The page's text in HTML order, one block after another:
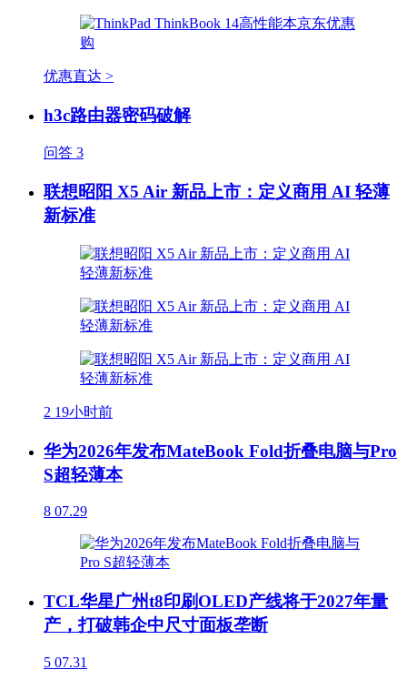
优惠直达 >
h3c路由器密码破解
问答 3
联想昭阳 X5 Air 新品上市：定义商用 AI 轻薄
新标准
2 19小时前
华为2026年发布MateBook Fold折叠电脑与Pro
S超轻薄本
8 07.29
TCL华星广州t8印刷OLED产线将于2027年量
产，打破韩企中尺寸面板垄断
5 07.31